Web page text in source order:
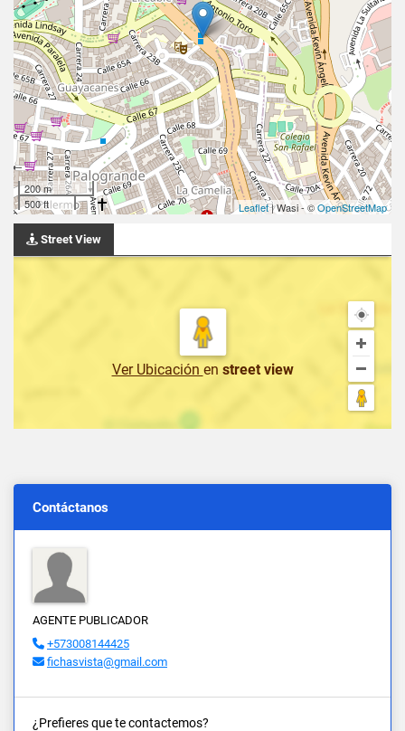
200 m
500 ft
Leaflet| Wasi - ©OpenStreetMap
Street View
Ver Ubicación en street view
Contáctanos
AGENTE PUBLICADOR
+573008144425
fichasvista@gmail.com
¿Prefieres que te contactemos?